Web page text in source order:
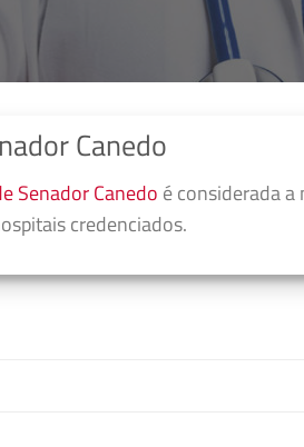
Canedo
Senador Canedo é considerada
credenciados.